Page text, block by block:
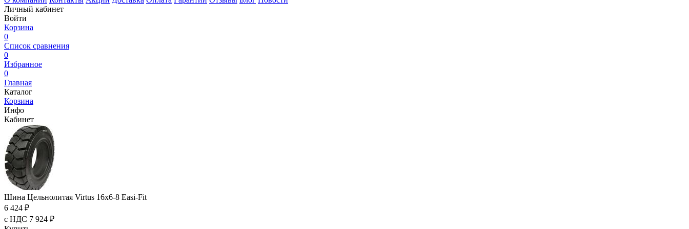
Личный кабинет
Войти
Корзина
0
Список сравнения
0
Избранное
0
Главная
Каталог
Корзина
Инфо
Кабинет
Шина Цельнолитая Virtus 16x6-8 Easi-Fit
6 424 ₽
с НДС 7 924 ₽